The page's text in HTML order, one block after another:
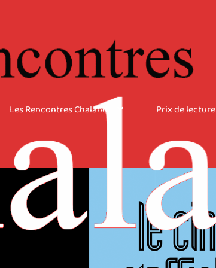
Les Rencontres Chaland Prix de lecture